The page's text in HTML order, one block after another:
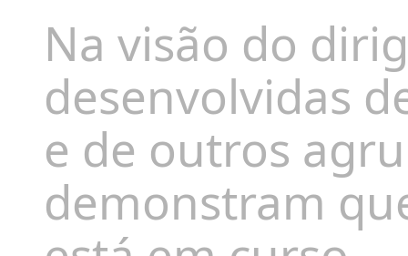
Na visão do
desenvolvidas
e de outros
demonstram